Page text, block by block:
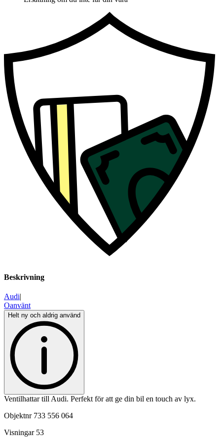
Beskrivning
Audi|
Oanvänt
Helt ny och aldrig använd
Ventilhattar till Audi. Perfekt för att ge din bil en touch av lyx.
Objektnr 733 556 064
Visningar 53